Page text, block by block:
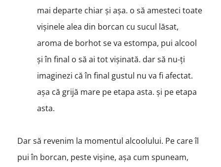
mai departe chiar și așa. o să amesteci toate
vișinele alea din borcan cu sucul lăsat,
aroma de borhot se va estompa, pui alcool
și în final o să ai tot vișinată. dar să nu-ți
imaginezi că în final gustul nu va fi afectat.
așa că grijă mare pe etapa asta. și pe etapa
asta.
Dar să revenim la momentul alcoolului. Pe care îl
pui în borcan, peste vișine, așa cum spuneam,